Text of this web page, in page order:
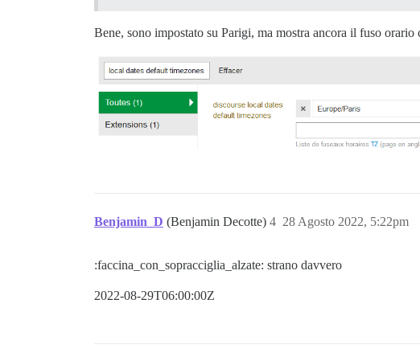
Bene, sono impostato su Parigi, ma mostra ancora il fuso orario
Benjamin_D (Benjamin Decotte) 28 Agosto 2022, 5:22pm
4
:faccina_con_sopracciglia_alzate: strano davvero
2022-08-29T06:00:00Z